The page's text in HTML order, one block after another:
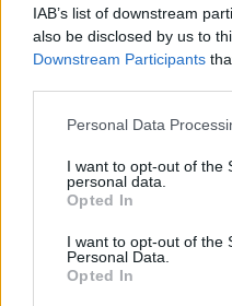
IAB’s list of downstream
also be disclosed by us to
Downstream Participants
Personal Data
I want to opt-out of the
personal data.
Opted In
I want to opt-out of the
Personal Data.
Opted In